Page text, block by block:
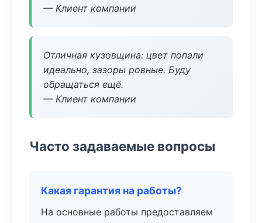
— Клиент компании
Отличная кузовщина: цвет попали
идеально, зазоры ровные. Буду
обращаться ещё.
— Клиент компании
Часто задаваемые вопросы
Какая гарантия на работы?
На основные работы предоставляем